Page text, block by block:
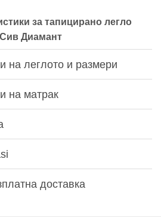
за тапицирано легло
Диамант
на леглото и размери
на матрак
доставка